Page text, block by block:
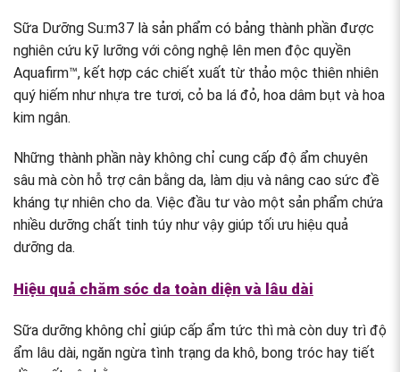
Sữa Dưỡng Su:m37 là sản phẩm có bảng thành phần được
nghiên cứu kỹ lưỡng với công nghệ lên men độc quyền
Aquafirm™, kết hợp các chiết xuất từ thảo mộc thiên nhiên
quý hiếm như nhựa tre tươi, cỏ ba lá đỏ, hoa dâm bụt và hoa
kim ngân.
Những thành phần này không chỉ cung cấp độ ẩm chuyên
sâu mà còn hỗ trợ cân bằng da, làm dịu và nâng cao sức đề
kháng tự nhiên cho da. Việc đầu tư vào một sản phẩm chứa
nhiều dưỡng chất tinh túy như vậy giúp tối ưu hiệu quả
dưỡng da.
Hiệu quả chăm sóc da toàn diện và lâu dài
Sữa dưỡng không chỉ giúp cấp ẩm tức thì mà còn duy trì độ
ẩm lâu dài, ngăn ngừa tình trạng da khô, bong tróc hay tiết